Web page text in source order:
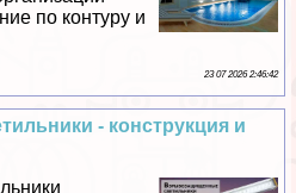
по контуру и
23 07 2026 2:46:42
- конструкция и